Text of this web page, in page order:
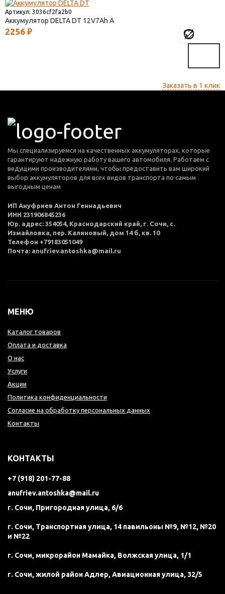
Артикул: 3036cf2fa2b0
Аккумулятор DELTA DT 12V7
2256 ₽
Заказать в 1 клик
Мы специализируемся на качественных аккумуляторах, которые
гарантируют надежную работу вашего автомобиля. Работаем с
ведущими производителями, чтобы предоставить вам широкий
выбор аккумуляторов для всех видов транспорта по самым
выгодным ценам
ИП Ануфриев Антон Геннадьевич
ИНН 231906845236
Юр. адрес: 354054, Краснодарский край, г. Сочи, с.
Измайловка, пер. Калиновый, дом 14 б, кв. 10
Телефон +79183051049
Почта: anufriev.antoshka@mail.ru
МЕНЮ
Каталог товаров
Оплата и доставка
О нас
Услуги
Акции
Политика конфиденциальности
Согласие на обработку персональных данных
Контакты
КОНТАКТЫ
+7 (918) 201-77-88
anufriev.antoshka@mail.ru
г. Сочи, Пригородная улица, 6/6
г. Сочи, Транспортная улица, 14 павильоны №9, №12, №20
и №22
г. Сочи, микрорайон Мамайка, Волжская улица, 1/1
г. Сочи, жилой район Адлер, Авиационная улица, 32/5